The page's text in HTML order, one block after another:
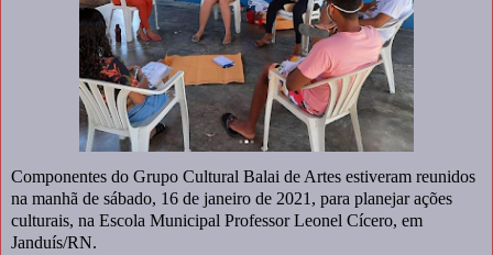
Componentes do Grupo Cultural Balai de Artes estiveram reunidos
na manhã de sábado, 16 de janeiro de 2021, para planejar ações
culturais, na Escola Municipal Professor Leonel Cícero, em
Janduís/RN.